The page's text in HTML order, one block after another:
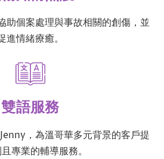
助個案處理與事故相關的創傷，並
進情緒療癒。
雙語服務
，為溫哥華多元背景的客戶提
專業的輔導服務。